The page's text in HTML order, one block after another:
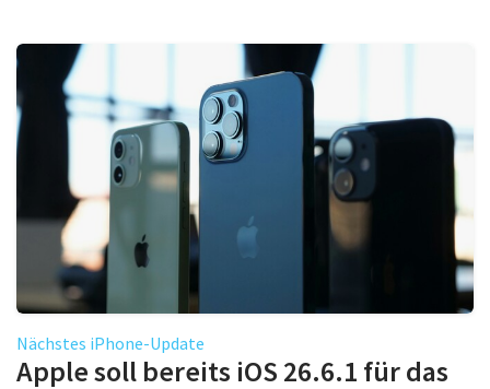
Nächstes iPhone-Update
Apple soll bereits iOS 26.6.1 für das